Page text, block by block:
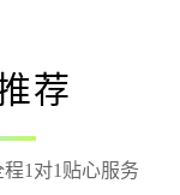
荐
1对1贴心服务